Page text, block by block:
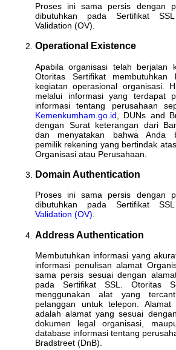
Proses ini sama persis dengan
dibutuhkan pada Sertifikat
Validation (OV).
Operational Existence
Apabila organisasi telah berjalan
Otoritas Sertifikat
kegiatan operasional organisasi.
melalui informasi yang terdapat
informasi tentang perusahaan
Kemenkumham.go.id , DUNs and
dengan Surat keterangan dari
dan menyatakan bahwa Anda
pemilik rekening yang bertindak
Organisasi atau Perusahaan.
Domain Authentication
Proses ini sama persis dengan
dibutuhkan pada Sertifikat
Validation (OV).
Address Authentication
Membutuhkan informasi yang
informasi penulisan alamat
sama persis sesuai dengan
pada Sertifikat SSL. Otoritas
menggunakan alat yang
pelanggan untuk telepon.
adalah alamat yang sesuai
dokumen legal organisasi,
database informasi tentang
Bradstreet (DnB).